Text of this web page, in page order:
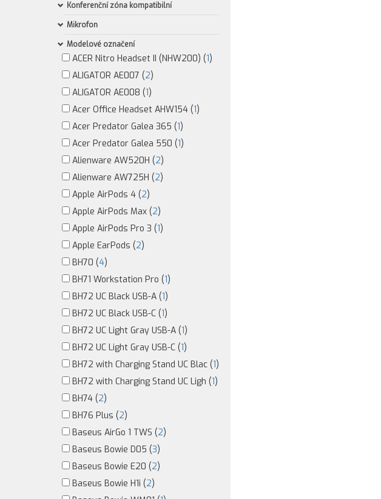
Konferenční zóna kompatibilní
Mikrofon
Modelové označení
ACER Nitro Headset II (NHW200) (1)
ALIGATOR AE007 (2)
ALIGATOR AE008 (1)
Acer Office Headset AHW154 (1)
Acer Predator Galea 365 (1)
Acer Predator Galea 550 (1)
Alienware AW520H (2)
Alienware AW725H (2)
Apple AirPods 4 (2)
Apple AirPods Max (2)
Apple AirPods Pro 3 (1)
Apple EarPods (2)
BH70 (4)
BH71 Workstation Pro (1)
BH72 UC Black USB-A (1)
BH72 UC Black USB-C (1)
BH72 UC Light Gray USB-A (1)
BH72 UC Light Gray USB-C (1)
BH72 with Charging Stand UC Blac (1)
BH72 with Charging Stand UC Ligh (1)
BH74 (2)
BH76 Plus (2)
Baseus AirGo 1 TWS (2)
Baseus Bowie D05 (3)
Baseus Bowie E20 (2)
Baseus Bowie H1i (2)